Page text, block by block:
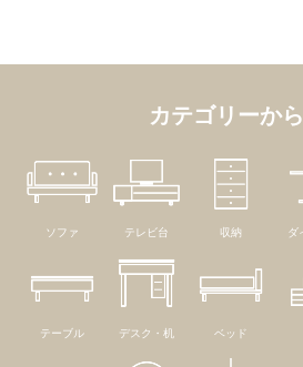
カテゴリーか
ソファ テレビ台 収納 ダ
テーブル デスク・机 ベッド